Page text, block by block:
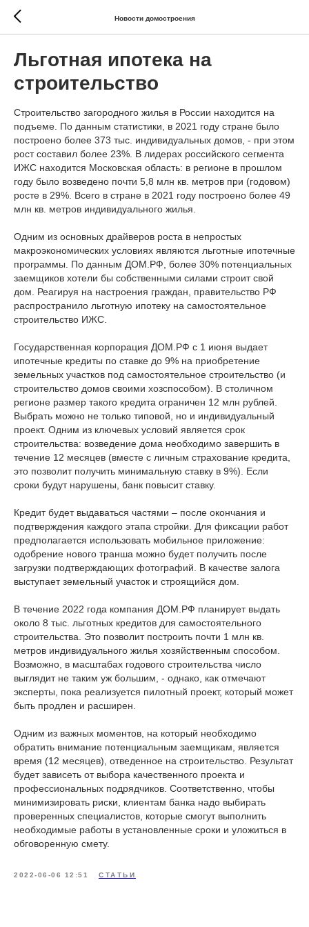
Новости домостроения
Льготная ипотека на
строительство
Строительство загородного жилья в России находится на
подъеме. По данным статистики, в 2021 году стране было
построено более 373 тыс. индивидуальных домов, - при этом
рост составил более 23%. В лидерах российского сегмента
ИЖС находится Московская область: в регионе в прошлом
году было возведено почти 5,8 млн кв. метров при (годовом)
росте в 29%. Всего в стране в 2021 году построено более 49
млн кв. метров индивидуального жилья.
Одним из основных драйверов роста в непростых
макроэкономических условиях являются льготные ипотечные
программы. По данным ДОМ.РФ, более 30% потенциальных
заемщиков хотели бы собственными силами строит свой
дом. Реагируя на настроения граждан, правительство РФ
распространило льготную ипотеку на самостоятельное
строительство ИЖС.
Государственная корпорация ДОМ.РФ с 1 июня выдает
ипотечные кредиты по ставке до 9% на приобретение
земельных участков под самостоятельное строительство (и
строительство домов своими хозспособом). В столичном
регионе размер такого кредита ограничен 12 млн рублей.
Выбрать можно не только типовой, но и индивидуальный
проект. Одним из ключевых условий является срок
строительства: возведение дома необходимо завершить в
течение 12 месяцев (вместе с личным страхование кредита,
это позволит получить минимальную ставку в 9%). Если
сроки будут нарушены, банк повысит ставку.
Кредит будет выдаваться частями – после окончания и
подтверждения каждого этапа стройки. Для фиксации работ
предполагается использовать мобильное приложение:
одобрение нового транша можно будет получить после
загрузки подтверждающих фотографий. В качестве залога
выступает земельный участок и строящийся дом.
В течение 2022 года компания ДОМ.РФ планирует выдать
около 8 тыс. льготных кредитов для самостоятельного
строительства. Это позволит построить почти 1 млн кв.
метров индивидуального жилья хозяйственным способом.
Возможно, в масштабах годового строительства число
выглядит не таким уж большим, - однако, как отмечают
эксперты, пока реализуется пилотный проект, который может
быть продлен и расширен.
Одним из важных моментов, на который необходимо
обратить внимание потенциальным заемщикам, является
время (12 месяцев), отведенное на строительство. Результат
будет зависеть от выбора качественного проекта и
профессиональных подрядчиков. Соответственно, чтобы
минимизировать риски, клиентам банка надо выбирать
проверенных специалистов, которые смогут выполнить
необходимые работы в установленные сроки и уложиться в
обговоренную смету.
2022-06-06 12:51 СТАТЬИ